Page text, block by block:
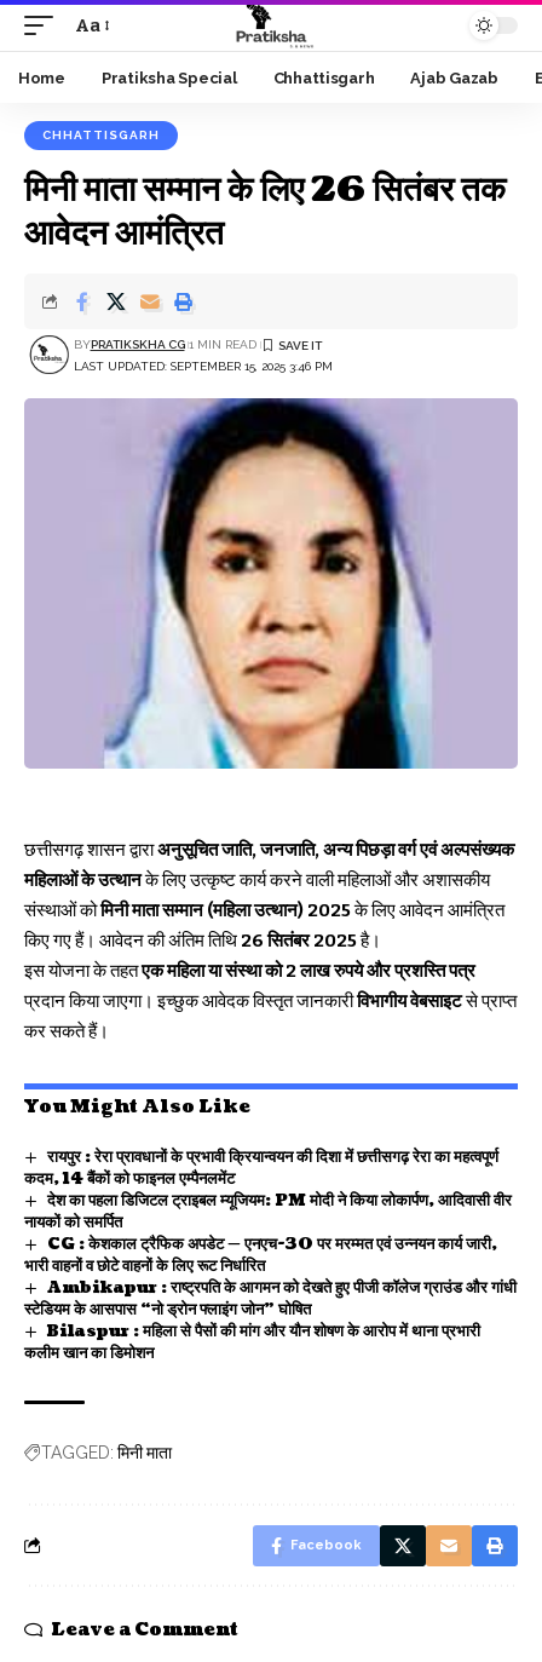
Font
Resizer
Aa
Home Pratiksha Special Chhattisgarh Ajab Gazab
CHHATTISGARH
मिनी माता सम्मान के लिए 26 सितंबर तक
आवेदन आमंत्रित
LAST UPDATED: SEPTEMBER 15, 2025 3:46 PM
BYPRATIKSKHA CG 1 MIN READ
छत्तीसगढ़ शासन द्वाराअनुसूचित जाति, जनजाति, अन्य पिछड़ा वर्ग एवं अल्पसंख्यक
महिलाओं के उत्थानके लिए उत्कृष्ट कार्य करने वाली महिलाओं और अशासकीय
संस्थाओं कोमिनी माता सम्मान (महिला उत्थान) 2025के लिए आवेदन आमंत्रित
किए गए हैं। आवेदन की अंतिम तिथि 26 सितंबर 2025है।
इस योजना के तहतएक महिला या संस्था को 2 लाख रुपये और प्रशस्ति पत्र
प्रदान किया जाएगा। इच्छुक आवेदक विस्तृत जानकारीविभागीय वेबसाइटसे प्राप्त
कर सकते हैं।
You Might Also Like
रायपुर : रेरा प्रावधानों के प्रभावी क्रियान्वयन की दिशा में छत्तीसगढ़ रेरा का महत्वपूर्ण
कदम, 14 बैंकों को फाइनल एम्पैनलमेंट
देश का पहला डिजिटल ट्राइबल म्यूजियम: PM मोदी ने किया लोकार्पण, आदिवासी वीर
नायकों को समर्पित
CG : केशकाल ट्रैफिक अपडेट — एनएच-30 पर मरम्मत एवं उन्नयन कार्य जारी,
भारी वाहनों व छोटे वाहनों के लिए रूट निर्धारित
Ambikapur : राष्ट्रपति के आगमन को देखते हुए पीजी कॉलेज ग्राउंड और गांधी
स्टेडियम के आसपास “नो ड्रोन फ्लाइंग जोन” घोषित
Bilaspur : महिला से पैसों की मांग और यौन शोषण के आरोप में थाना प्रभारी
कलीम खान का डिमोशन
TAGGED: मिनी माता
Facebook
Leave a Comment